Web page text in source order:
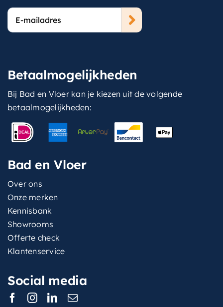
E-
mailadres
Betaalmogelijkheden
Bij Bad en Vloer kan je kiezen uit de volgende
betaalmogelijkheden:
Bad en Vloer
Over ons
Onze merken
Kennisbank
Showrooms
Offerte check
Klantenservice
Social media